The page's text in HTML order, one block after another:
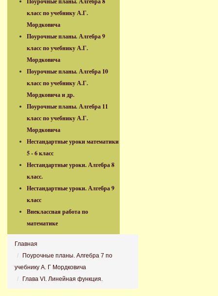
класс по учебнику А.Г.
Мордковича
Поурочные планы. Алгебра 9
класс по учебнику А.Г.
Мордковича
Поурочные планы. Алгебра 10
класс по учебнику А.Г.
Мордковича и др.
Поурочные планы. Алгебра 11
класс по учебнику А.Г.
Мордковича
Нестандартные уроки математики
5 - 6 класс
Нестандартные уроки. Алгебра 8
класс.
Нестандартные уроки. Алгебра 9
класс
Внеклассная работа по
математике
Главная
Поурочные планы. Алгебра 7 по
учебнику А. Г Мордковича
Глава VI. Линейная функция.